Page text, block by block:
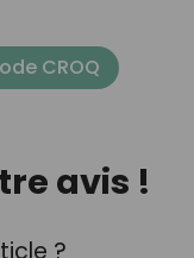
CROQ
avis !